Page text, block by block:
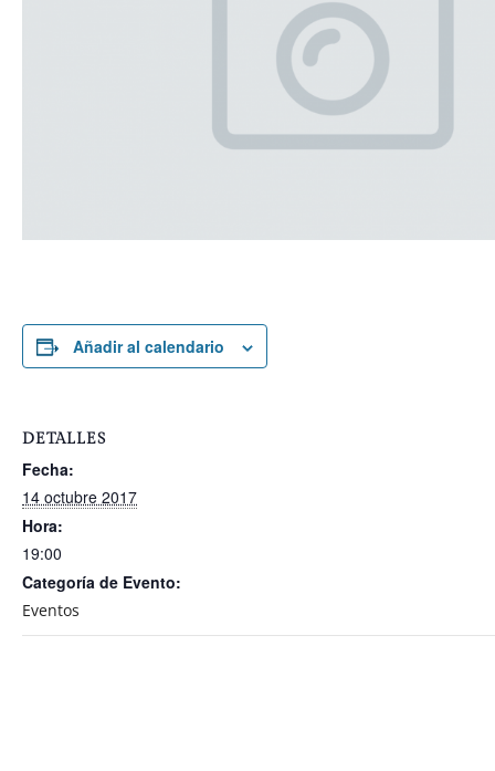
Añadir al calendario
DETALLES
Fecha:
14 octubre 2017
Hora:
19:00
Categoría de Evento:
Eventos